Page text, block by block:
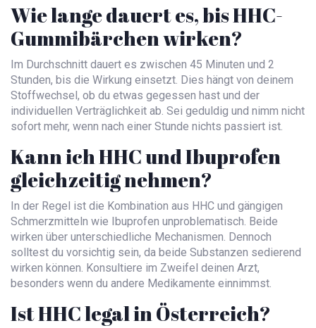
Wie lange dauert es, bis HHC-
Gummibärchen wirken?
Im Durchschnitt dauert es zwischen 45 Minuten und 2
Stunden, bis die Wirkung einsetzt. Dies hängt von deinem
Stoffwechsel, ob du etwas gegessen hast und der
individuellen Verträglichkeit ab. Sei geduldig und nimm nicht
sofort mehr, wenn nach einer Stunde nichts passiert ist.
Kann ich HHC und Ibuprofen
gleichzeitig nehmen?
In der Regel ist die Kombination aus HHC und gängigen
Schmerzmitteln wie Ibuprofen unproblematisch. Beide
wirken über unterschiedliche Mechanismen. Dennoch
solltest du vorsichtig sein, da beide Substanzen sedierend
wirken können. Konsultiere im Zweifel deinen Arzt,
besonders wenn du andere Medikamente einnimmst.
Ist HHC legal in Österreich?